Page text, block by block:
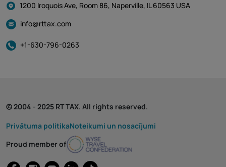
1200 Iroquois Ave, Room 86, Naperville, IL 60563 USA
info@rttax.com
+1-630-796-0263
© 2004 - 2025 RT TAX. All rights reserved.
Privātuma politikaNoteikumi un nosacījumi
Proud member of